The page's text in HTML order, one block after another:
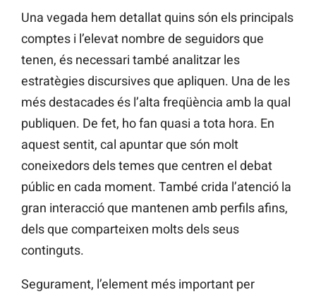
Una vegada hem detallat quins són els principals
comptes i l’elevat nombre de seguidors que
tenen, és necessari també analitzar les
estratègies discursives que apliquen. Una de les
més destacades és l’alta freqüència amb la qual
publiquen. De fet, ho fan quasi a tota hora. En
aquest sentit, cal apuntar que són molt
coneixedors dels temes que centren el debat
públic en cada moment. També crida l’atenció la
gran interacció que mantenen amb perfils afins,
dels que comparteixen molts dels seus
continguts.
Segurament, l’element més important per